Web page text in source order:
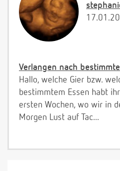
Verlangen nach
Hallo, welche Gier bzw.
bestimmtem Essen habt
ersten Wochen, wo wir in
Morgen Lust auf Tac...